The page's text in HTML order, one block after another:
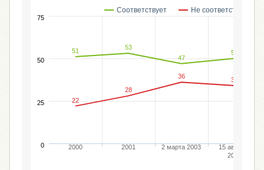
22
28
36 34
51
53
47
50
Соответствует Не соответствует
2000 2001 2 марта 2003
15 августа
2004
0
25
50
75